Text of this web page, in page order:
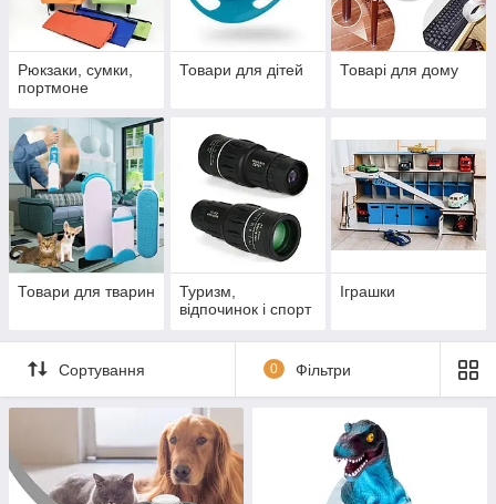
Рюкзаки, сумки,
портмоне
Товари для дітей Товарі для дому
Товари для тварин
Туризм,
відпочинок і спорт
Іграшки
Сортування 0 Фільтри